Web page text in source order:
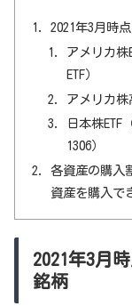
2021年3月時
アメリカ株
ETF）
アメリカ株
日本株ETF
1306）
各資産の購入
資産を購入で
2021年3月
銘柄